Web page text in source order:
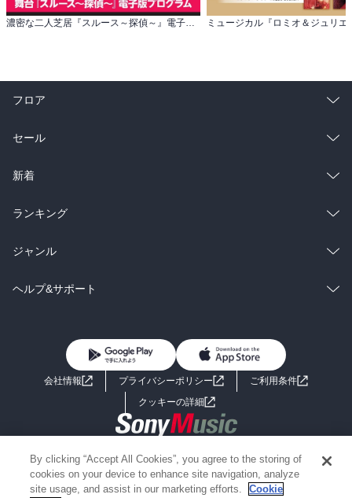
フロア
総合
ラノベ
雑誌・グラビア
BL・TL
セール
総合
ラノベ
雑誌・グラビア
BL・TL
新着
総合
ラノベ
雑誌・グラビア
ランキング
総合
ラノベ
ジャンル
コミック
ライトノベル 男子向けラノベ
小説
海外小説
ミステリー SF
ヘルプ&サポート
よくあるご質問 お問い合わせ
会社情報 プライバシーポリシー
ご利用条件
クッキーの詳細
Copyright 2017 - 2026 Sony Music Entertainment(Japan) Inc.
Information on the site is for the Japan domestic market only
powered by
By clicking “Accept All Cookies”, you agree to the storing of
cookies on your device to enhance site navigation, analyze
site usage, and assist in our marketing efforts.
Cookie